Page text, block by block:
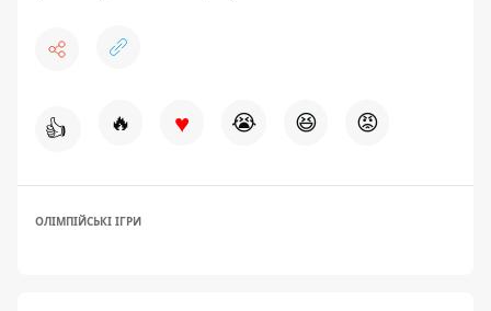
👍 🔥 ♥ 😭 😆 😡
ОЛІМПІЙСЬКІ ІГРИ